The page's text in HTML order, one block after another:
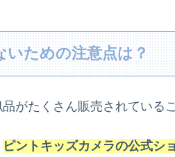
ための注意点は？
がたくさん販売されている
ピントキッズカメラの公式シ